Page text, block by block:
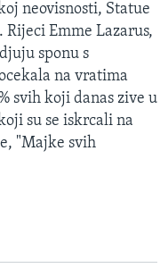
neovisnosti, Statue
Emme Lazarus,
sponu s
na vratima
svih koji danas zive u
su se iskrcali na
"Majke svih